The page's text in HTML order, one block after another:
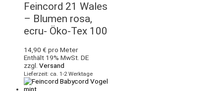
Feincord 21 Wales
– Blumen rosa,
ecru- Öko-Tex 100
14,90 € pro Meter
Enthält 19% MwSt. DE
zzgl. Versand
Lieferzeit: ca. 1-2 Werktage